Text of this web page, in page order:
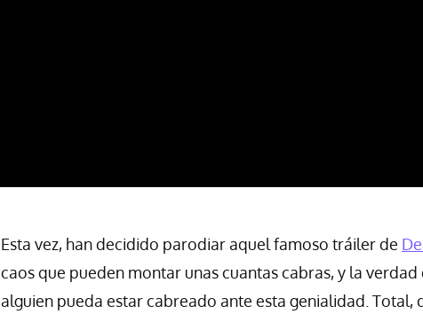
Esta vez, han decidido parodiar aquel famoso tráiler de
caos que pueden montar unas cuantas cabras, y la
alguien pueda estar cabreado ante esta genialidad. Total,